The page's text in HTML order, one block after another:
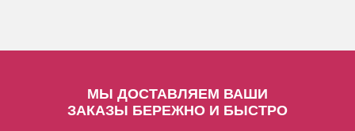
МЫ ДОСТАВЛЯЕМ ВАШИ
ЗАКАЗЫ БЕРЕЖНО И БЫСТРО